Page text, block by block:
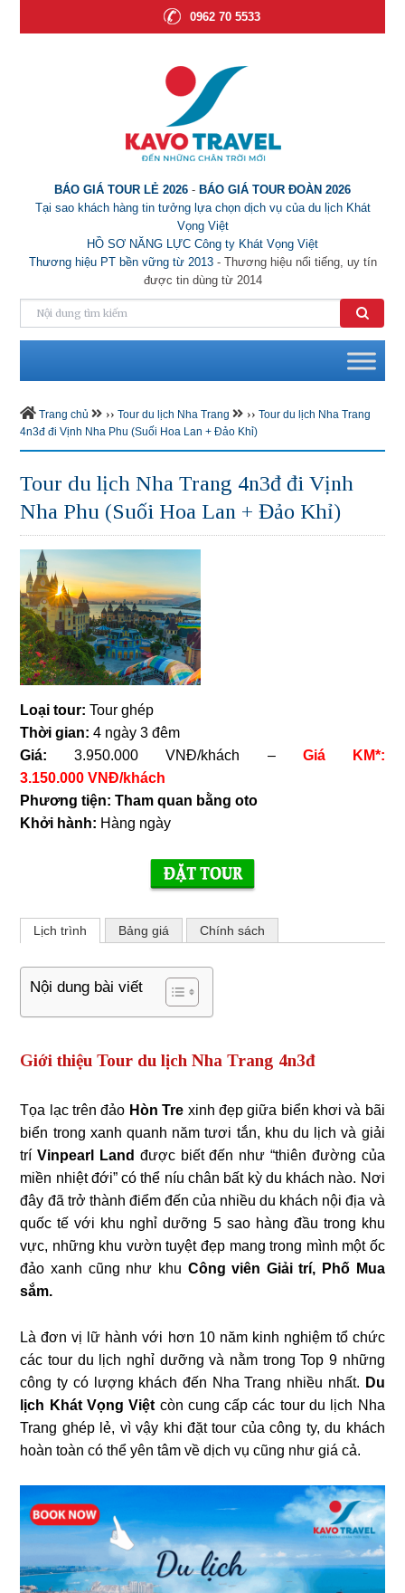
0962 70 5533
BÁO GIÁ TOUR LẺ 2026 - BÁO GIÁ TOUR ĐOÀN 2026
Tại sao khách hàng tin tưởng lựa chọn dịch vụ của du lịch Khát
Vọng Việt
HỒ SƠ NĂNG LỰC Công ty Khát Vọng Việt
Thương hiệu PT bền vững từ 2013- Thương hiệu nổi tiếng, uy tín
được tin dùng từ 2014
Trang chủ ›› Tour du lịch Nha Trang ›› Tour du lịch Nha Trang
4n3đ đi Vịnh Nha Phu (Suối Hoa Lan + Đảo Khỉ)
Tour du lịch Nha Trang 4n3đ đi Vịnh
Nha Phu (Suối Hoa Lan + Đảo Khỉ)
Loại tour:Tour ghép
Thời gian:4 ngày 3 đêm
Giá:3.950.000 VNĐ/khách – Giá KM*:
3.150.000 VNĐ/khách
Phương tiện: Tham quan bằng oto
Khởi hành: Hàng ngày
Lịch trình Bảng giá Chính sách
Nội dung bài viết
Giới thiệu Tour du lịch Nha Trang 4n3đ
Tọa lạc trên đảo Hòn Tre xinh đẹp giữa biển khơi và bãi
biển trong xanh quanh năm tươi tắn, khu du lịch và giải
tríVinpearl Land được biết đến như “thiên đường của
miền nhiệt đới” có thể níu chân bất kỳ du khách nào. Nơi
đây đã trở thành điểm đến của nhiều du khách nội địa và
quốc tế với khu nghỉ dưỡng 5 sao hàng đầu trong khu
vực, những khu vườn tuyệt đẹp mang trong mình một ốc
đảo xanh cũng như khu Công viên Giải trí, Phố Mua
sắm.
Là đơn vị lữ hành với hơn 10 năm kinh nghiệm tổ chức
các tour du lịch nghỉ dưỡng và nằm trong Top 9 những
công ty có lượng khách đến Nha Trang nhiều nhất. Du
lịch Khát Vọng Việt còn cung cấp các tour du lịch Nha
Trang ghép lẻ, vì vậy khi đặt tour của công ty, du khách
hoàn toàn có thể yên tâm về dịch vụ cũng như giá cả.